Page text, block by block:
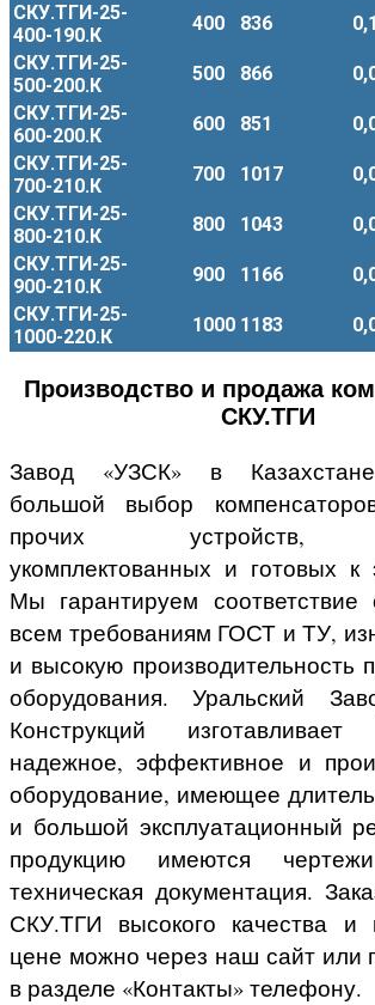
СКУ.ТГИ-25-
400-190.К
400 836
СКУ.ТГИ-25-
500-200.К
500 866
СКУ.ТГИ-25-
600-200.К
600 851
СКУ.ТГИ-25-
700-210.К
700 1017
СКУ.ТГИ-25-
800-210.К
800 1043
СКУ.ТГИ-25-
900-210.К
900 1166
СКУ.ТГИ-25-
1000-220.К
1000 1183
Производство и продажа
СКУ.ТГИ
Завод «УЗСК» в Казахстане
большой выбор
прочих устройств,
укомплектованных и готовых к
Мы гарантируем соответствие
всем требованиям ГОСТ и ТУ,
и высокую производительность
оборудования. Уральский
Конструкций
надежное, эффективное и
оборудование, имеющее
и большой эксплуатационный
продукцию имеются
техническая документация.
СКУ.ТГИ высокого качества и
цене можно через наш сайт или
в разделе «Контакты» телефону.